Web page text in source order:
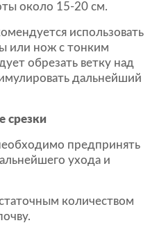
около 15-20 см.
использовать
или нож с тонким
обрезать ветку над
дальнейший
срезки
предпринять
ухода и
количеством